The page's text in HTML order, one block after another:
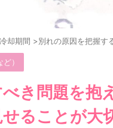
却期間 >別れの原因を把握す
）
き問題を抱
ることが大